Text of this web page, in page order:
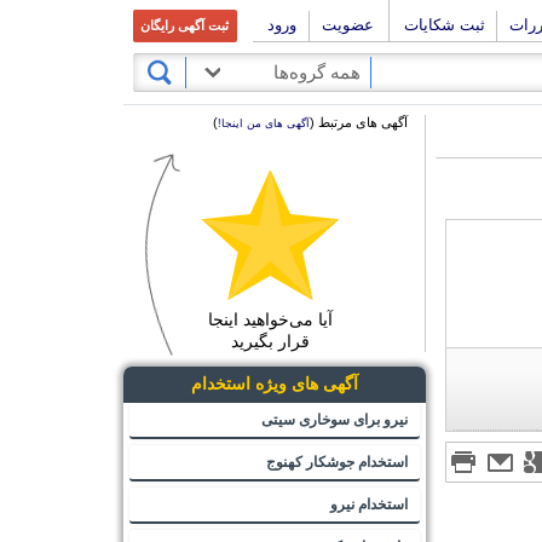
ثبت شکایات عضویت ورود ثبت آگهی رایگان
همه گروه‌ها
آگهی های مرتبط (آگهی های من اینجا!)
آیا می‌خواهید اینجا
قرار بگیرید
آگهی های ویژه استخدام
نیرو برای سوخاری سیتی
استخدام جوشکار کهنوج
استخدام نیرو